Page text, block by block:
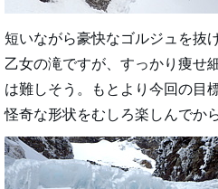
短いながら豪快なゴルジュを抜
乙女の滝ですが、すっかり痩せ
は難しそう。もとより今回の目
怪奇な形状をむしろ楽しんでか